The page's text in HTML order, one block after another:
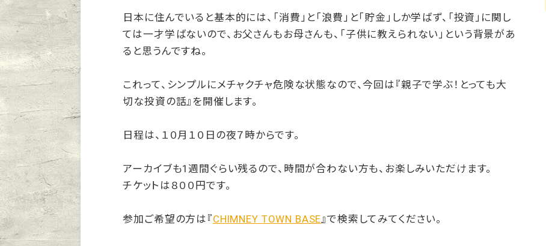
日本に住んでいると基本的には、「消費」と「浪費」と「貯金」しか学ばず、「投資」に関し
ては一才学ばないので、お父さんもお母さんも、「子供に教えられない」という背景があ
ると思うんですね。
これって、シンプルにメチャクチャ危険な状態なので、今回は『親子で学ぶ！とっても大
切な投資の話』を開催します。
日程は、１０月１０日の夜７時からです。
アーカイブも1週間ぐらい残るので、時間が合わない方も、お楽しみいただけます。
チケットは８００円です。
参加ご希望の方は『CHIMNEY TOWN BASE』で検索してみてください。